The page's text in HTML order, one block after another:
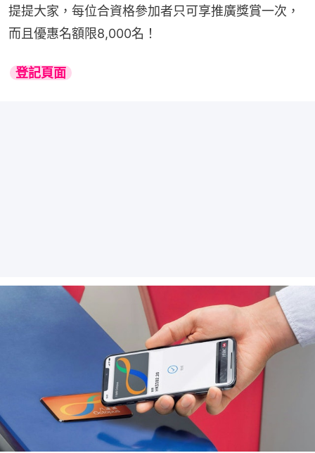
提提大家，每位合資格參加者只可享推廣獎賞一次，
而且優惠名額限8,000名！
登記頁面